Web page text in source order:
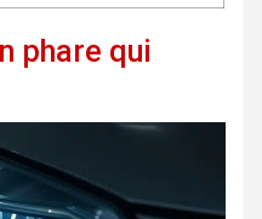
phare qui